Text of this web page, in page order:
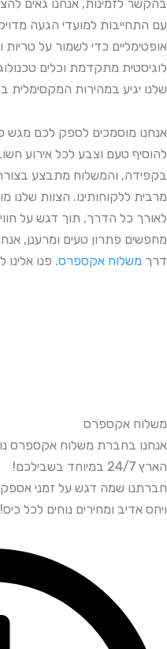
בהקשר לזמינות, אנחנו גאים
עם התחייבות למועדי הגעה
אופטימליים כדי לשמור על
לוגיסטית מתקדמת וכלים
שלנו יגיע במהירות המקסימלית
אנחנו מוסמכים לספק לכם מגש
להוסיף טעם וצבע לכל אירוע
בקפידה, והמשלוח מתבצע
מרבית ללקוחותינו. הצוות שלנו
לאורך כל הדרך, תוך דגש על
מחפשים פתרון טעים ומרענן,
דרך משלוח אקספרס. פנו
משלוח אקספרס
אנחנו בחברת משלוח אקספרס
הארץ 24/7 במיוחד בשבילכם!
חברתנו שמה דגש על זמני
ויחס אדיב ומחירים נוחים לכל כיס!